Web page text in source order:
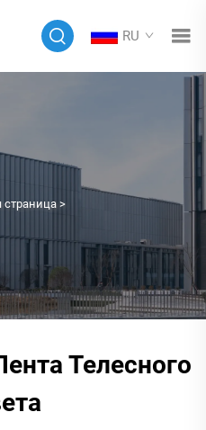
RU
страница>
Телесного